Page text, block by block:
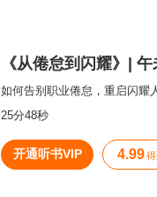
《从倦怠到闪耀》|
如何告别职业倦怠，重启闪耀
25分48秒
开通听书VIP 4.99